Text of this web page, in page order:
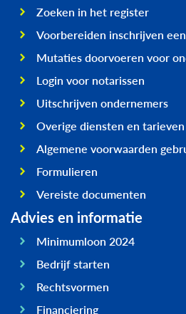
Zoeken in het register
Voorbereiden inschrijven
Mutaties doorvoeren voor
Login voor notarissen
Uitschrijven ondernemers
Overige diensten en tarieven
Algemene voorwaarden
Formulieren
Vereiste documenten
Advies en informatie
Minimumloon 2024
Bedrijf starten
Rechtsvormen
Financiering